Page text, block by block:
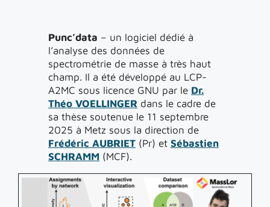
Punc’data – un logiciel dédié à
l’analyse des données de
spectrométrie de masse à très haut
champ. Il a été développé au LCP-
A2MC sous licence GNU par le Dr.
Théo VOELLINGER dans le cadre de
sa thèse soutenue le 11 septembre
2025 à Metz sous la direction de
Frédéric AUBRIET (Pr) et Sébastien
SCHRAMM (MCF).